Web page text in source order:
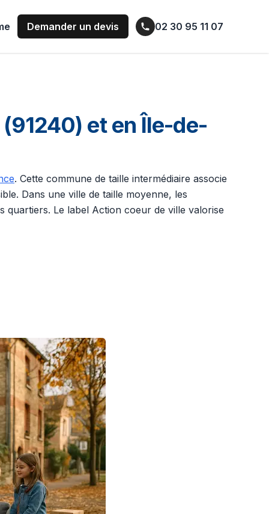
Demander un devis 02 30 95 11 07
et en Île-de-
. Cette commune de taille intermédiaire associe
Dans une ville de taille moyenne, les
quartiers. Le label Action coeur de ville valorise